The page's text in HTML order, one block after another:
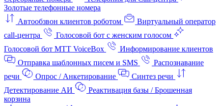
Золотые телефонные номера
Автообзвон клиентов роботом
Виртуальный оператор
call-центра
Голосовой бот с женским голосом
Голосовой бот МТТ VoiceBox
Информирование клиентов
Отправка шаблонных писем и SMS
Распознавание
речи
Опрос / Анкетирование
Синтез речи
Детектирование АИ
Реактивация базы / Брошенная
корзина